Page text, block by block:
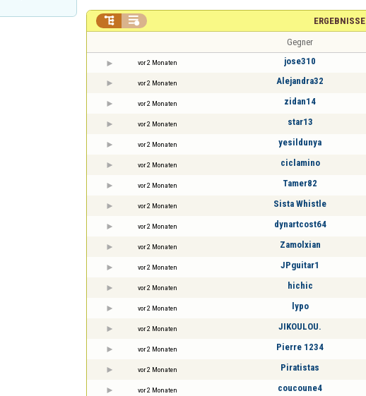
ERGEBNISSE
 
Gegner
vor 2 Monaten jose310
vor 2 Monaten Alejandra32
vor 2 Monaten zidan14
vor 2 Monaten star13
vor 2 Monaten yesildunya
vor 2 Monaten ciclamino
vor 2 Monaten Tamer82
vor 2 Monaten Sista Whistle
vor 2 Monaten dynartcost64
vor 2 Monaten Zamolxian
vor 2 Monaten JPguitar1
vor 2 Monaten hichic
vor 2 Monaten lypo
vor 2 Monaten JIKOULOU.
vor 2 Monaten Pierre 1234
vor 2 Monaten Piratistas
vor 2 Monaten coucoune4